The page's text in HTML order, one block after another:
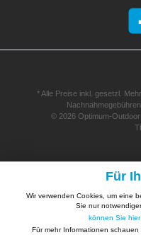
* Alle Preise inkl. gesetzl.
© 2026 Optimum-
Für
Wir verwenden Cookies, um eine
Sie nur
können Sie
Für mehr Informationen schauen